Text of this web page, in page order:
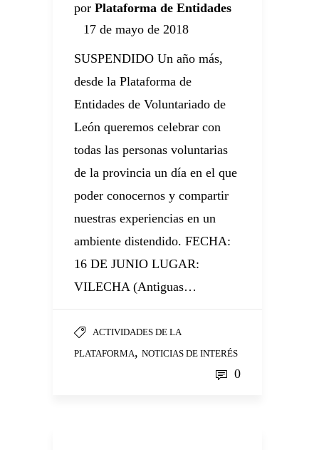
por Plataforma de Entidades
17 de mayo de 2018
SUSPENDIDO Un año más,
desde la Plataforma de
Entidades de Voluntariado de
León queremos celebrar con
todas las personas voluntarias
de la provincia un día en el que
poder conocernos y compartir
nuestras experiencias en un
ambiente distendido. FECHA:
16 DE JUNIO LUGAR:
VILECHA (Antiguas…
ACTIVIDADES DE LA
PLATAFORMA, NOTICIAS DE INTERÉS
0